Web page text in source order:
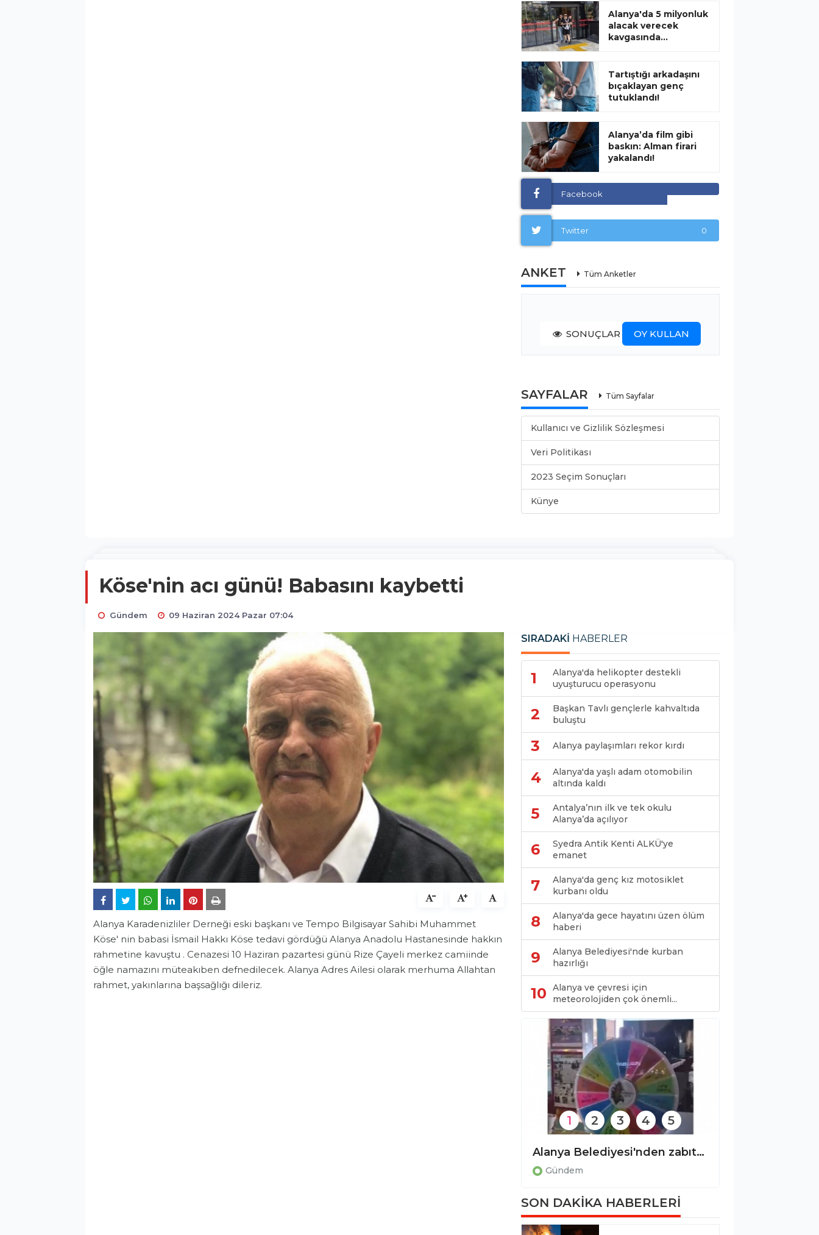
Alanya'da 5 milyonluk
alacak verecek
kavgasında...
Tartıştığı arkadaşını
bıçaklayan genç
tutuklandı!
Alanya’da film gibi
baskın: Alman firari
yakalandı!
Facebook
Twitter 0
ANKET Tüm Anketler
SONUÇLAR OY KULLAN
SAYFALAR Tüm Sayfalar
Kullanıcı ve Gizlilik Sözleşmesi
Veri Politikası
2023 Seçim Sonuçları
Künye
Köse'nin acı günü! Babasını kaybetti
Gündem 09 Haziran 2024 Pazar 07:04
Alanya Karadenizliler Derneği eski başkanı ve Tempo Bilgisayar Sahibi Muhammet
Köse' nin babasi İsmail Hakkı Köse tedavi gördüğü Alanya Anadolu Hastanesinde hakkın
rahmetine kavuştu . Cenazesi 10 Haziran pazartesi günü Rize Çayeli merkez camiinde
öğle namazını müteakıben defnedilecek. Alanya Adres Ailesi olarak merhuma Allahtan
rahmet, yakınlarına başsağlığı dileriz.
SIRADAKİ HABERLER
1
Alanya'da helikopter destekli
uyuşturucu operasyonu
2
Başkan Tavlı gençlerle kahvaltıda
buluştu
3 Alanya paylaşımları rekor kırdı
4
Alanya'da yaşlı adam otomobilin
altında kaldı
5
Antalya’nın ilk ve tek okulu
Alanya’da açılıyor
6
Syedra Antik Kenti ALKÜ'ye
emanet
7
Alanya'da genç kız motosiklet
kurbanı oldu
8
Alanya'da gece hayatını üzen ölüm
haberi
9
Alanya Belediyesi'nde kurban
hazırlığı
10
Alanya ve çevresi için
meteorolojiden çok önemli...
Alanya Belediyesi'nden zabıta denetimine ilişkin açıklama!
Gündem
1 2 3 4 5
SON DAKİKA HABERLERİ